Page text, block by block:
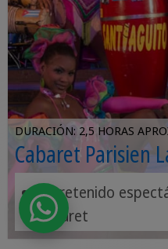
DURACIÓN: 2,5 HORAS
Cabaret Parisien
Entretenido
cabaret
Colorido vestuario